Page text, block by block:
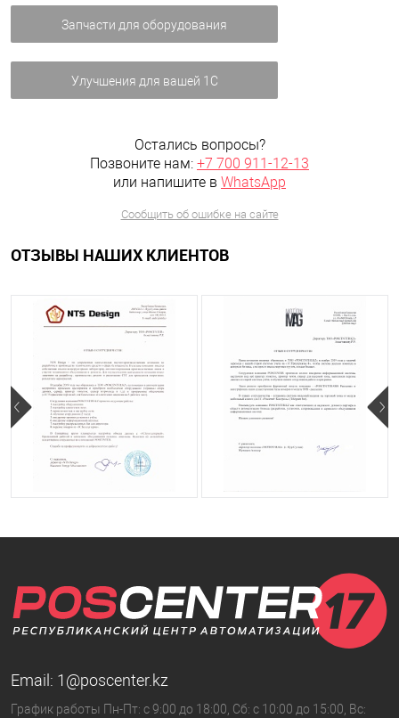
Запчасти для оборудования
Улучшения для вашей 1С
Остались вопросы?
Позвоните нам: +7 700 911-12-13
или напишите в WhatsApp
Сообщить об ошибке на сайте
ОТЗЫВЫ НАШИХ КЛИЕНТОВ
Email: 1@poscenter.kz
График работы Пн-Пт: с 9:00 до 18:00, Сб: с 10:00 до 15:00, Вс: